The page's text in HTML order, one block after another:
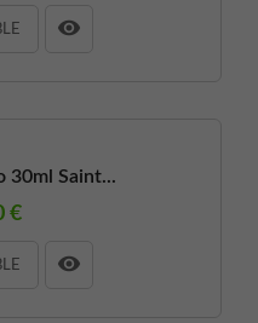
30ml Saint...
€